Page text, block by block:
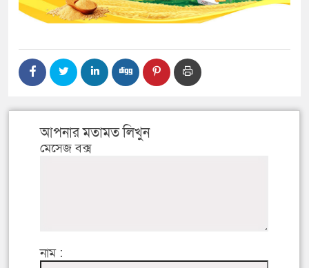
আপনার মতামত লিখুন
মেসেজ বক্স
নাম :